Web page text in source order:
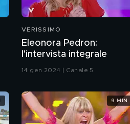
VERISSIMO
Eleonora Pedron:
l'intervista integrale
14 gen 2024 | Canale 5
9 MIN